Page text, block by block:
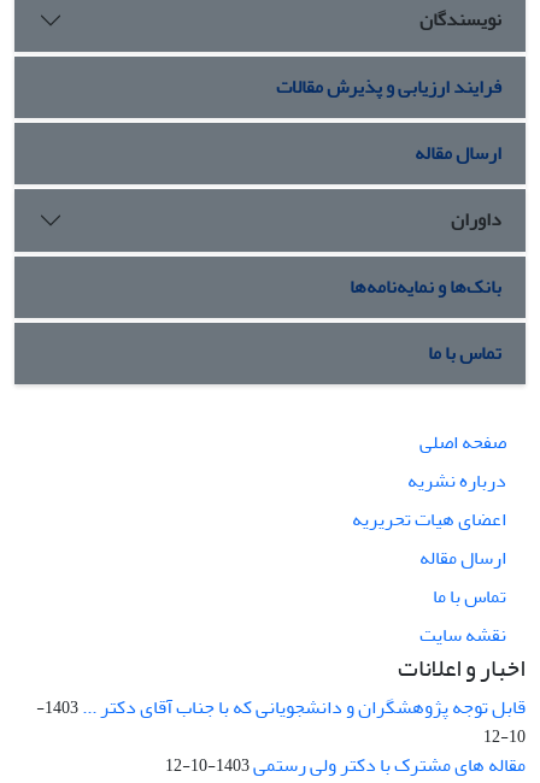
نویسندگان
فرایند ارزیابی و پذیرش مقالات
ارسال مقاله
داوران
بانک‌ها و نمایه‌نامه‌ها
تماس با ما
صفحه اصلی
درباره نشریه
اعضای هیات تحریریه
ارسال مقاله
تماس با ما
نقشه سایت
اخبار و اعلانات
قابل توجه پژوهشگران و دانشجویانی که با جناب آقای دکتر ...
1403-
10-12
مقاله های مشترک با دکتر ولی رستمی1403-10-12